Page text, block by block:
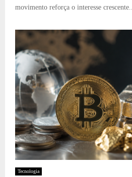
movimento reforça o interesse crescente...
Tecnologia